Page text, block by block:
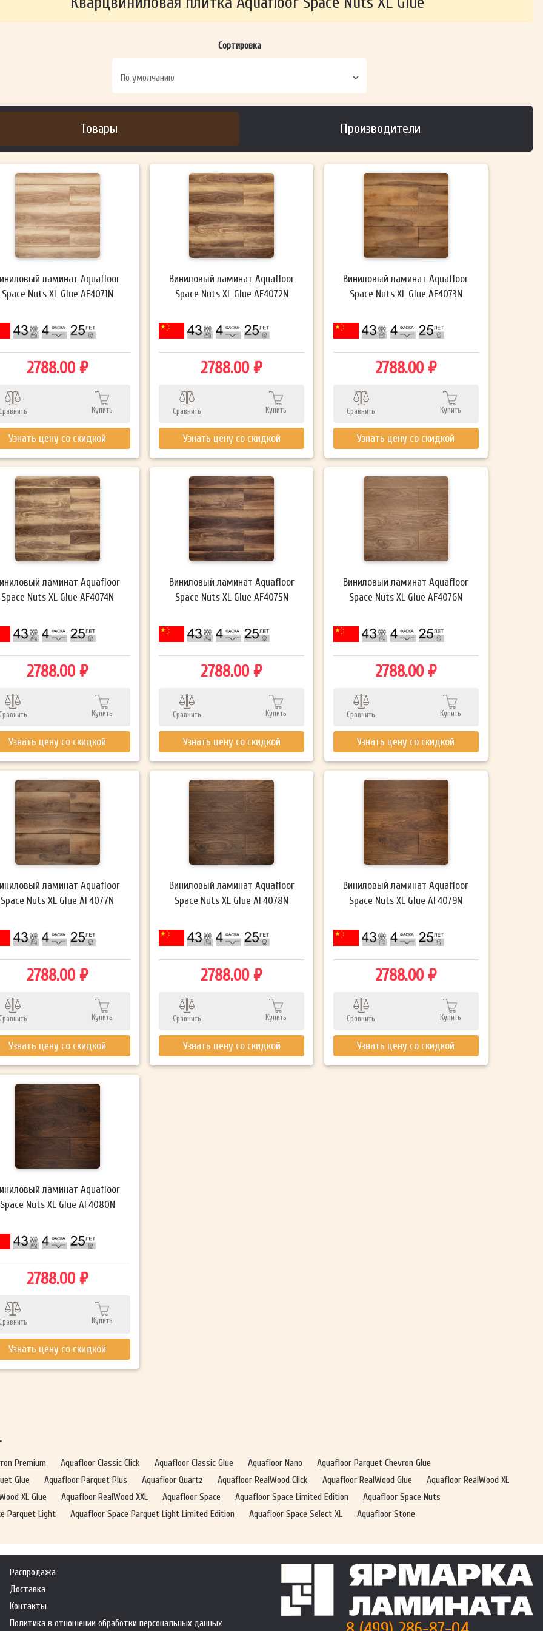
ОТПРАВИТЬ
Сортировка
Товары Производители
ламинат Aquafloor
Space Nuts XL Glue AF4071N
2788.00 ₽
Купить
Узнать цену со скидкой
Виниловый ламинат Aquafloor
Space Nuts XL Glue AF4072N
2788.00 ₽
Сравнить Купить
Узнать цену со скидкой
Виниловый ламинат Aquafloor
Space Nuts XL Glue AF4073N
2788.00 ₽
Сравнить Купить
Узнать цену со скидкой
ламинат Aquafloor
Space Nuts XL Glue AF4074N
2788.00 ₽
Купить
Узнать цену со скидкой
Виниловый ламинат Aquafloor
Space Nuts XL Glue AF4075N
2788.00 ₽
Сравнить Купить
Узнать цену со скидкой
Виниловый ламинат Aquafloor
Space Nuts XL Glue AF4076N
2788.00 ₽
Сравнить Купить
Узнать цену со скидкой
ламинат Aquafloor
Space Nuts XL Glue AF4077N
2788.00 ₽
Купить
Узнать цену со скидкой
Виниловый ламинат Aquafloor
Space Nuts XL Glue AF4078N
2788.00 ₽
Сравнить Купить
Узнать цену со скидкой
Виниловый ламинат Aquafloor
Space Nuts XL Glue AF4079N
2788.00 ₽
Сравнить Купить
Узнать цену со скидкой
ламинат Aquafloor
Space Nuts XL Glue AF4080N
2788.00 ₽
Купить
Узнать цену со скидкой
Premium Aquafloor Classic Click Aquafloor Classic Glue Aquafloor Nano
Aquafloor Parquet Chevron Glue
Glue
Aquafloor Parquet Plus Aquafloor Quartz Aquafloor RealWood Click Aquafloor RealWood Glue
Aquafloor RealWood XL
XL Glue
Aquafloor RealWood XXL Aquafloor Space Aquafloor Space Limited Edition
Aquafloor Space Nuts
Parquet Light
Aquafloor Space Parquet Light Limited Edition Aquafloor Space Select XL Aquafloor Stone
Распродажа
Доставка
Контакты
Политика в отношении обработки персональных данных